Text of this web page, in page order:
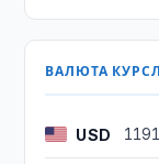
ВАЛЮТА
USD